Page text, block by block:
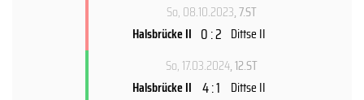
So, 08.10.2023, 7.ST
Halsbrücke II 0 : 2 Dittse II
So, 17.03.2024, 12.ST
Halsbrücke II 4 : 1 Dittse II